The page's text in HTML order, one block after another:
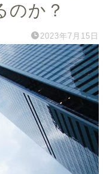
のか？
2023年7月15日